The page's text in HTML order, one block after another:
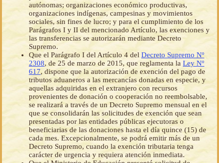
autónomas; organizaciones económico productivas,
organizaciones indígenas, campesinas y movimientos
sociales, sin fines de lucro; y para el cumplimiento de los
Parágrafos I y II del mencionado Artículo, las exenciones y
las transferencias se autorizarán mediante Decreto
Supremo.
Que el Parágrafo I del Artículo 4 del Decreto Supremo Nº
2308, de 25 de marzo de 2015, que reglamenta la Ley Nº
617, dispone que la autorización de exención del pago de
tributos aduaneros a las mercancías donadas en especie, y
aquellas adquiridas en el extranjero con recursos
provenientes de donación o cooperación no reembolsable,
se realizará a través de un Decreto Supremo mensual en el
que se consolidarán las solicitudes de exención que sean
presentadas por las entidades públicas ejecutoras o
beneficiarias de las donaciones hasta el día quince (15) de
cada mes. Excepcionalmente, se podrá emitir más de un
Decreto Supremo, cuando la exención tributaria tenga
carácter de urgencia y requiera atención inmediata.